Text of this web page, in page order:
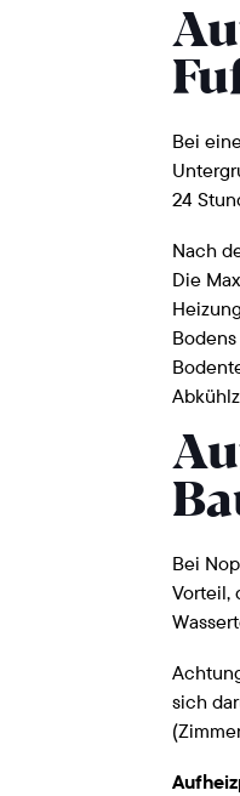
Bei
24
Nach
Die
Bei
Vorteil,
sich